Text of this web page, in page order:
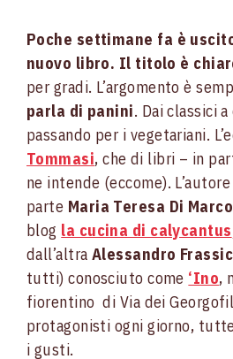
Poche settimane fa è
nuovo libro. Il titolo è
per gradi. L’argomento è
parla di panini. Dai classici
passando per i vegetariani.
Tommasi, che di libri – in
ne intende (eccome).
parte Maria Teresa Di Marco
blog la cucina di calycantus
dall’altra Alessandro
tutti) conosciuto come ‘Ino,
fiorentino di Via dei
protagonisti ogni giorno,
i gusti.